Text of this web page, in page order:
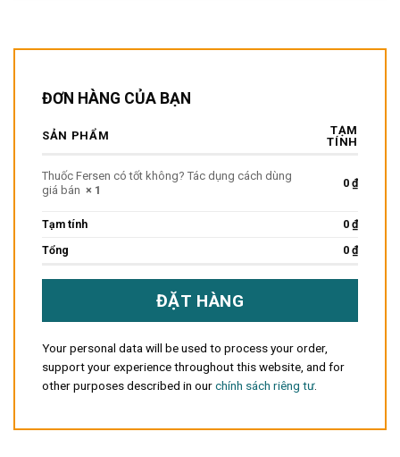
ĐƠN HÀNG CỦA BẠN
SẢN PHẨM
TẠM
TÍNH
Thuốc Fersen có tốt không? Tác dụng cách dùng
giá bán × 1
0 ₫
Tạm tính 0 ₫
Tổng 0 ₫
ĐẶT HÀNG
Your personal data will be used to process your order,
support your experience throughout this website, and for
other purposes described in ourchính sách riêng tư.